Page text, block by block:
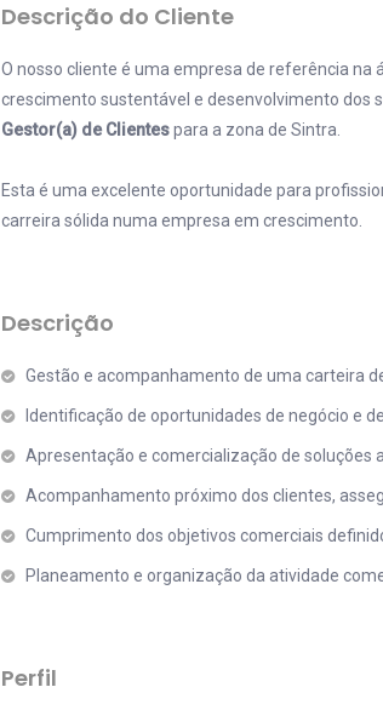
Descrição do Cliente
O nosso cliente é uma empresa de referência na
crescimento sustentável e desenvolvimento dos
Gestor(a) de Clientespara a zona de Sintra.
Esta é uma excelente oportunidade para
carreira sólida numa empresa em crescimento.
Descrição
Gestão e acompanhamento de uma carteira
Identificação de oportunidades de negócio e
Apresentação e comercialização de soluções
Acompanhamento próximo dos clientes,
Cumprimento dos objetivos comerciais
Planeamento e organização da atividade
Perfil